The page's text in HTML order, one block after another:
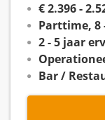
€ 2.396 -
Parttime, 8
2 - 5 jaar
Bar /